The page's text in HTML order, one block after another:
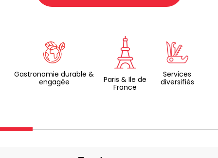
Gastronomie durable &
engagée
Paris & Ile de
France
Services
diversifiés